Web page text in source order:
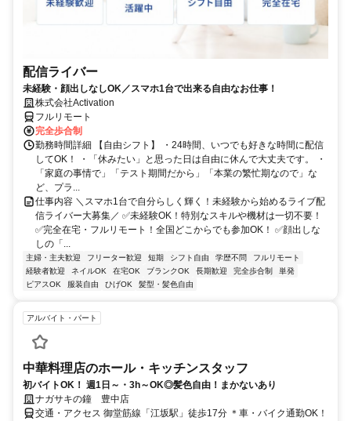
配信ライバー
未経験・顔出しなしOK／スマホ1台で出来る自由なお仕事！
株式会社Activation
フルリモート
完全歩合制
勤務時間詳細 【自由シフト】 ・24時間、いつでも好きな時間に配信
してOK！ ・「休みたい」と思った日は自由に休んで大丈夫です。 ・
「家庭の事情で」「テスト期間だから」「本業の繁忙期なので」な
ど、プラ...
仕事内容 ＼スマホ1台で自分らしく輝く！未経験から始めるライブ配
信ライバー大募集／ ✅未経験OK！特別なスキルや機材は一切不要！
✅完全在宅・フルリモート！全国どこからでも参加OK！ ✅顔出しな
しの「...
主婦・主夫歓迎 フリーター歓迎 短期 シフト自由 学歴不問
フルリモート
経験者歓迎
ネイルOK 在宅OK ブランクOK 長期歓迎 完全歩合制
単発
ピアスOK
服装自由 ひげOK 髪型・髪色自由
アルバイト・パート
中華料理店のホール・キッチンスタッフ
初バイトOK！ 週1日～・3h～OK◎髪色自由！まかないあり
ナガサキの鐘 豊中店
交通・アクセス 御堂筋線「江坂駅」徒歩17分 ＊車・バイク通勤OK！